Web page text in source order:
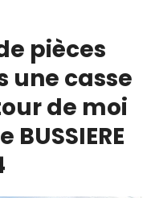
pièces
une casse
de moi